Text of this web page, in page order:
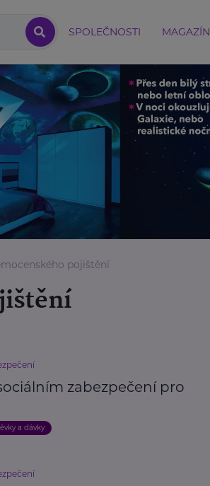
SPOLEČNOSTI MAGAZÍN
pojištění
zabezpečení pro
a dávky